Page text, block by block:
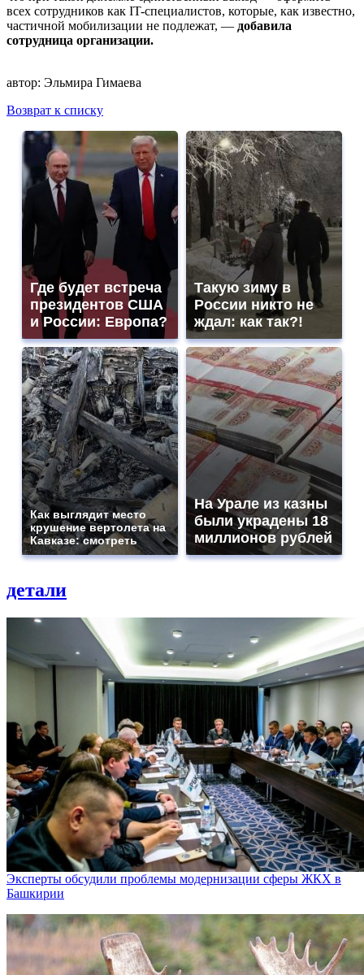
всех сотрудников как IT-специалистов, которые, как известно,
частичной мобилизации не подлежат, — добавила
сотрудница организации.
автор: Эльмира Гимаева
Возврат к списку
Где будет встреча
президентов США
и России: Европа?
Такую зиму в
России никто не
ждал: как так?!
Как выглядит место
крушение вертолета на
Кавказе: смотреть
На Урале из казны
были украдены 18
миллионов рублей
детали
Эксперты обсудили проблемы модернизации сферы ЖКХ в
Башкирии